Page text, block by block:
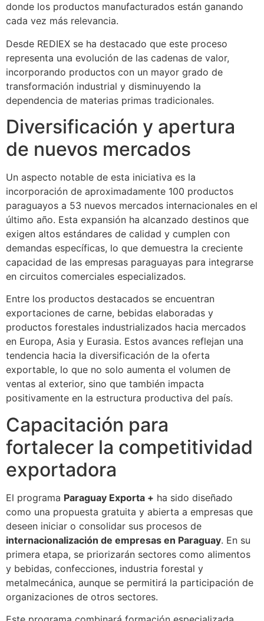
donde los productos manufacturados están ganando
cada vez más relevancia.
Desde REDIEX se ha destacado que este proceso
representa una evolución de las cadenas de valor,
incorporando productos con un mayor grado de
transformación industrial y disminuyendo la
dependencia de materias primas tradicionales.
Diversificación y apertura
de nuevos mercados
Un aspecto notable de esta iniciativa es la
incorporación de aproximadamente 100 productos
paraguayos a 53 nuevos mercados internacionales en el
último año. Esta expansión ha alcanzado destinos que
exigen altos estándares de calidad y cumplen con
demandas específicas, lo que demuestra la creciente
capacidad de las empresas paraguayas para integrarse
en circuitos comerciales especializados.
Entre los productos destacados se encuentran
exportaciones de carne, bebidas elaboradas y
productos forestales industrializados hacia mercados
en Europa, Asia y Eurasia. Estos avances reflejan una
tendencia hacia la diversificación de la oferta
exportable, lo que no solo aumenta el volumen de
ventas al exterior, sino que también impacta
positivamente en la estructura productiva del país.
Capacitación para
fortalecer la competitividad
exportadora
El programa Paraguay Exporta + ha sido diseñado
como una propuesta gratuita y abierta a empresas que
deseen iniciar o consolidar sus procesos de
internacionalización de empresas en Paraguay. En su
primera etapa, se priorizarán sectores como alimentos
y bebidas, confecciones, industria forestal y
metalmecánica, aunque se permitirá la participación de
organizaciones de otros sectores.